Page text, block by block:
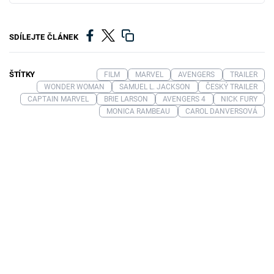
SDÍLEJTE ČLÁNEK
ŠTÍTKY FILM MARVEL AVENGERS
TRAILER
WONDER WOMAN
SAMUEL L. JACKSON
ČESKÝ TRAILER
CAPTAIN MARVEL
BRIE LARSON AVENGERS 4
NICK FURY
MONICA RAMBEAU
CAROL DANVERSOVÁ